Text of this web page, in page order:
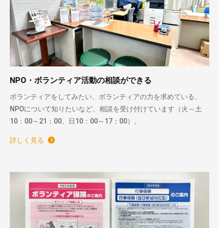
NPO・ボランティア活動の相談ができる
ボランティアをしてみたい、ボランティアの力を求めている、
NPOについて知りたいなど、相談を受け付けています（火～土
10：00～21：00、日10：00～17：00）。
詳しく見る